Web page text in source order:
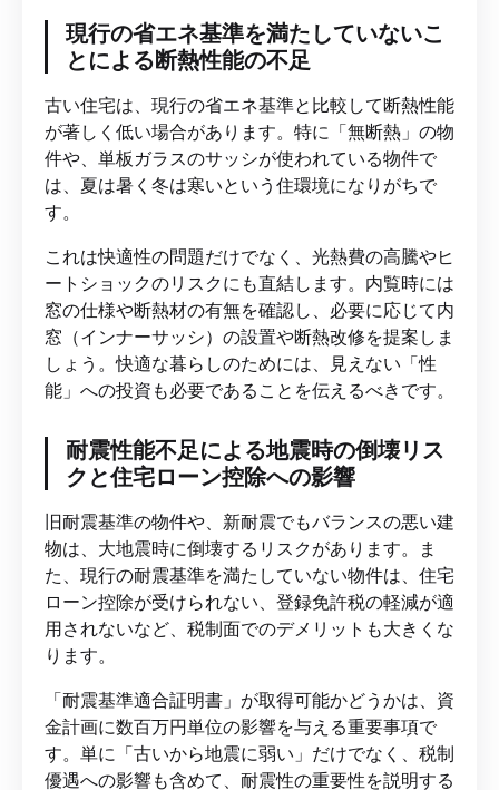
現行の省エネ基準を満たしていないこ
とによる断熱性能の不足
古い住宅は、現行の省エネ基準と比較して断熱性能
が著しく低い場合があります。特に「無断熱」の物
件や、単板ガラスのサッシが使われている物件で
は、夏は暑く冬は寒いという住環境になりがちで
す。
これは快適性の問題だけでなく、光熱費の高騰やヒ
ートショックのリスクにも直結します。内覧時には
窓の仕様や断熱材の有無を確認し、必要に応じて内
窓（インナーサッシ）の設置や断熱改修を提案しま
しょう。快適な暮らしのためには、見えない「性
能」への投資も必要であることを伝えるべきです。
耐震性能不足による地震時の倒壊リス
クと住宅ローン控除への影響
旧耐震基準の物件や、新耐震でもバランスの悪い建
物は、大地震時に倒壊するリスクがあります。ま
た、現行の耐震基準を満たしていない物件は、住宅
ローン控除が受けられない、登録免許税の軽減が適
用されないなど、税制面でのデメリットも大きくな
ります。
「耐震基準適合証明書」が取得可能かどうかは、資
金計画に数百万円単位の影響を与える重要事項で
す。単に「古いから地震に弱い」だけでなく、税制
優遇への影響も含めて、耐震性の重要性を説明する